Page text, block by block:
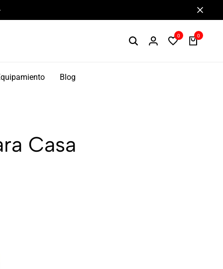
Componentes de alto rendimiento y bikepacking
0 0
Blog
Casa